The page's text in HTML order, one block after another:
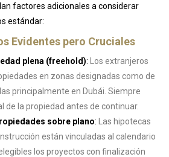
factores adicionales a considerar
estándar:
Evidentes pero Cruciales
plena (freehold): Los extranjeros
en zonas designadas como de
principalmente en Dubái. Siempre
de la propiedad antes de continuar.
sobre plano: Las hipotecas
están vinculadas al calendario
los proyectos con finalización